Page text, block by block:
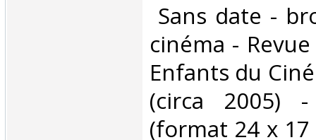
Sans date -
cinéma -
Enfants du
(circa 2005)
(format 24 x 17